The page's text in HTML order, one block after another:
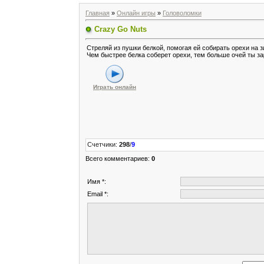
Главная » Онлайн игры » Головоломки
Crazy Go Nuts
Стреляй из пушки белкой, помогая ей собирать орехи на
Чем быстрее белка соберет орехи, тем больше очей ты
Играть онлайн
Счетчики: 298/9
Всего комментариев: 0
Имя *:
Email *: